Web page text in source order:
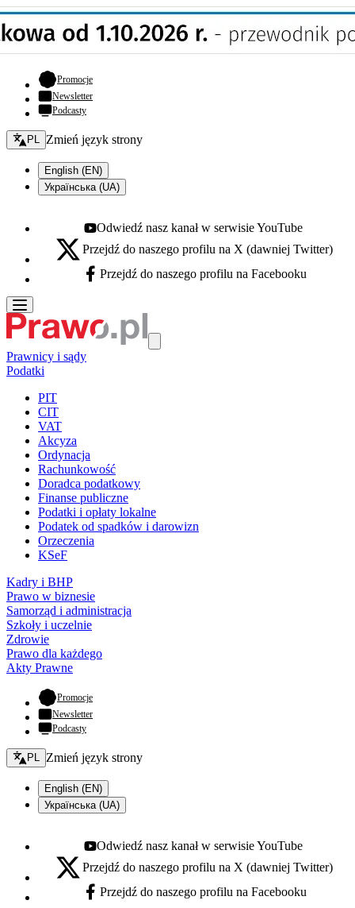
Promocje- otwiera się w nowej karcie
Newsletter
Podcasty
Zmień język - bieżący:
PL Zmień język strony
English (EN)
Українська (UA)
Youtube - otwiera się w nowej karcie
Odwiedź nasz kanał w serwisie YouTube
X - otwiera się w nowej karcie
Przejdź do naszego profilu na X (dawniej Twitter)
Facebook - otwiera się w nowej karcie
Przejdź do naszego profilu na Facebooku
Prawnicy i sądy
Podatki
PIT
CIT
VAT
Akcyza
Ordynacja
Rachunkowość
Doradca podatkowy
Finanse publiczne
Podatki i opłaty lokalne
Podatek od spadków i darowizn
Orzeczenia
KSeF
Kadry i BHP
Prawo w biznesie
Samorząd i administracja
Szkoły i uczelnie
Zdrowie
Prawo dla każdego
Akty Prawne
Promocje- otwiera się w nowej karcie
Newsletter
Podcasty
Zmień język - bieżący:
PL Zmień język strony
English (EN)
Українська (UA)
Youtube - otwiera się w nowej karcie
Odwiedź nasz kanał w serwisie YouTube
X - otwiera się w nowej karcie
Przejdź do naszego profilu na X (dawniej Twitter)
Facebook - otwiera się w nowej karcie
Przejdź do naszego profilu na Facebooku